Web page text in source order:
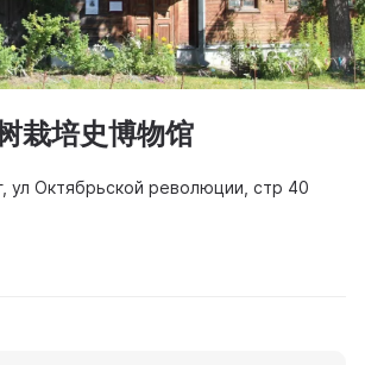
栽培史博物馆
ул Октябрьской революции, стр 40